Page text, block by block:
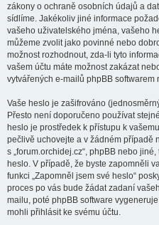
zákony o ochraně osobních údajů a
sídlíme. Jakékoliv jiné informace
vašeho uživatelského jména, vašeho
můžeme zvolit jako povinné nebo
možnost rozhodnout, zda-li tyto
vašem účtu máte možnost zakázat
vytvářených e-mailů phpBB softwarem
Vaše heslo je zašifrováno
Přesto není doporučeno používat
heslo je prostředek k přístupu k
pečlivě uchovejte a v žádném případě
s „forum.orchidej.cz“, phpBB nebo
heslo. V případě, že byste zapomněli
funkci „Zapomněl jsem své heslo“
proces po vás bude žádat zadaní
mailu, poté phpBB software
mohli přihlásit ke svému účtu.